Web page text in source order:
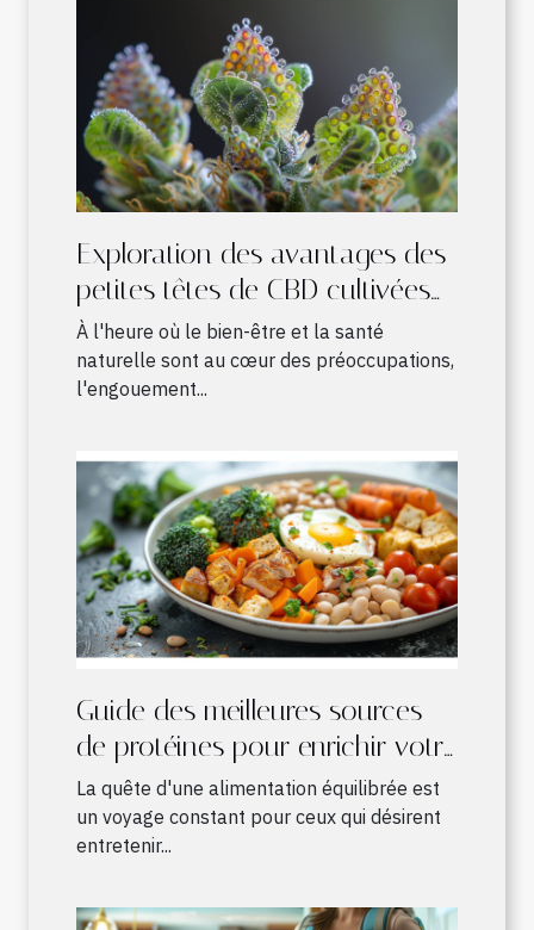
Exploration des avantages des
petites têtes de CBD cultivées
en intérieur
À l'heure où le bien-être et la santé
naturelle sont au cœur des préoccupations,
l'engouement...
Guide des meilleures sources
de protéines pour enrichir votre
alimentation quotidienne
La quête d'une alimentation équilibrée est
un voyage constant pour ceux qui désirent
entretenir...